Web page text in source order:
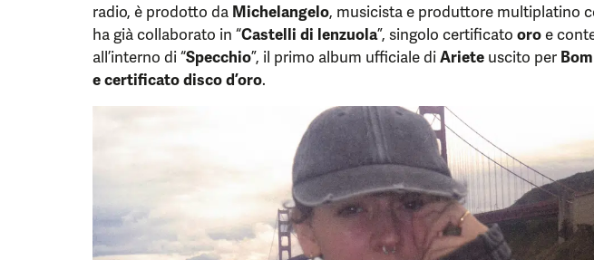
radio, è prodotto da Michelangelo, musicista e produttore multiplatino
ha già collaborato in “Castelli di lenzuola”, singolo certificato oroe
all’interno di “Specchio”, il primo album ufficiale diAriete uscito per
e certificato disco d’oro.